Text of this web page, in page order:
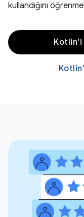
kullandığını
Kotlin'i